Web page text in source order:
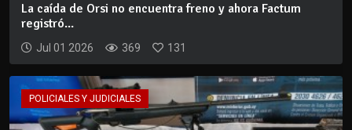
La caída de Orsi no encuentra freno y ahora Factum
registró...
Jul 01 2026 369 131
POLICIALES Y JUDICIALES